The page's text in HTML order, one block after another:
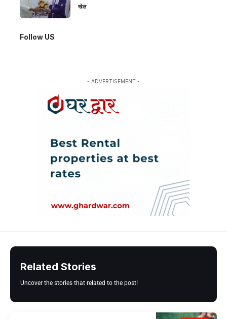
खेल
Follow US
- ADVERTISEMENT -
Related Stories
Uncover the stories that related to the post!